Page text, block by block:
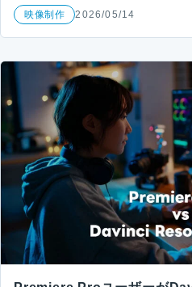
映像制作 2026/05/14